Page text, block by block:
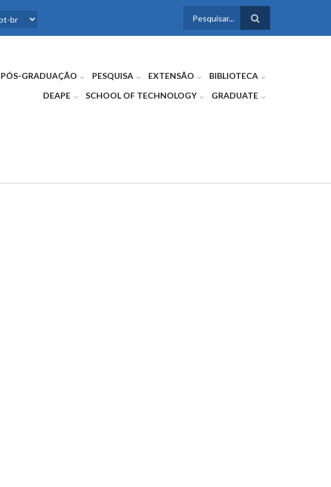
FORMULÁRIO
PÓS-GRADUAÇÃO PESQUISA EXTENSÃO
BIBLIOTECA
DEAPE
SCHOOL OF TECHNOLOGY GRADUATE